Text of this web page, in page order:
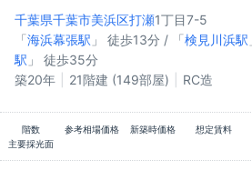
千葉県千葉市美浜区打瀬1丁目7-5
「海浜幕張駅 」 徒歩13分 / 「検見川浜駅
駅 」 徒歩35分
築20年
21階建 (149部屋) RC造
階数 参考相場価格 新築時価格 想定賃料
主要採光面